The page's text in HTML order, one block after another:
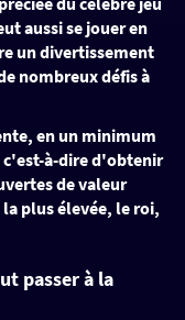
aussi se jouer en
un divertissement
nombreux défis à
en un minimum
c'est-à-dire d'obtenir
de valeur
plus élevée, le roi,
passer à la